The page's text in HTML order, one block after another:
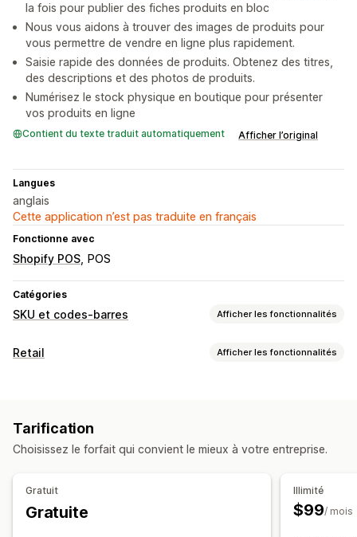
la fois pour publier des fiches produits en bloc
Nous vous aidons à trouver des images de produits pour
vous permettre de vendre en ligne plus rapidement.
Saisie rapide des données de produits. Obtenez des titres,
des descriptions et des photos de produits.
Numérisez le stock physique en boutique pour présenter
vos produits en ligne
Contient du texte traduit automatiquement Afficher l’original
Langues
anglais
Cette application n’est pas traduite en français
Fonctionne avec
Shopify POS POS
Catégories
SKU et codes-barres Afficher les fonctionnalités
Gestion de code-barres
Gestion des SKU
Génération groupée
Intégration de code-barres
Retail Afficher les fonctionnalités
Tarification
Choisissez le forfait qui convient le mieux à votre entreprise.
Gratuit
Gratuite
Illimité
$99/ mois